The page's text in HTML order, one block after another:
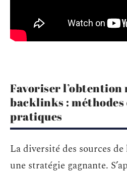
Favoriser
backlinks : méthodes
pratiques
La diversité des sources
une stratégie gagnante.